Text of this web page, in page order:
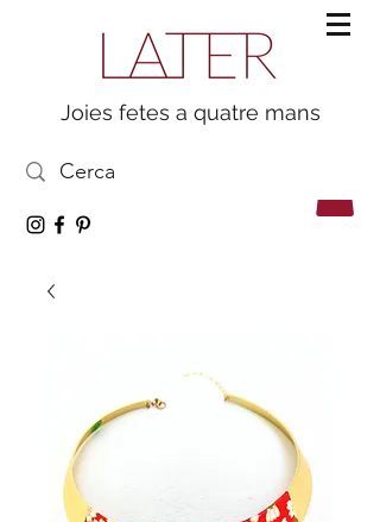
Joies fetes a quatre mans